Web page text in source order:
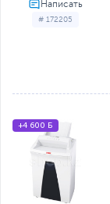
# 172205
+4 600 Б